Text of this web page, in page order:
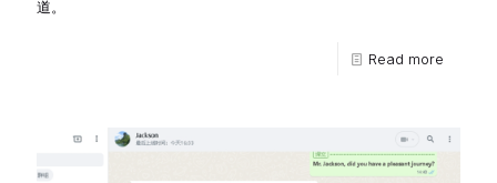
道。
Read more